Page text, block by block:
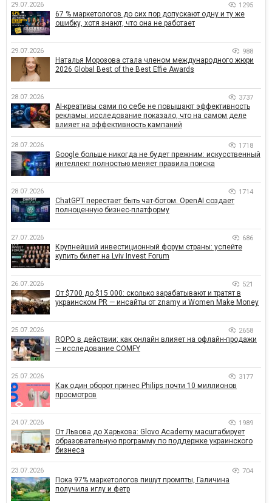
29.07.2026 1295
67 % маркетологов до сих пор допускают одну и ту же
ошибку, хотя знают, что она не работает
29.07.2026 988
Наталья Морозова стала членом международного жюри
2026 Global Best of the Best Effie Awards
28.07.2026 3737
AI-креативы сами по себе не повышают эффективность
рекламы: исследование показало, что на самом деле
влияет на эффективность кампаний
28.07.2026 1718
Google больше никогда не будет прежним: искусственный
интеллект полностью меняет правила поиска
28.07.2026 1714
ChatGPT перестает быть чат-ботом. OpenAI создает
полноценную бизнес-платформу
27.07.2026 686
Крупнейший инвестиционный форум страны: успейте
купить билет на Lviv Invest Forum
26.07.2026 521
От $700 до $15 000: сколько зарабатывают и тратят в
украинском PR — инсайты от znamy и Women Make Money
25.07.2026 2658
ROPO в действии: как онлайн влияет на офлайн-продажи
— исследование COMFY
25.07.2026 3177
Как один оборот принес Philips почти 10 миллионов
просмотров
24.07.2026 1989
От Львова до Харькова: Glovo Academy масштабирует
образовательную программу по поддержке украинского
бизнеса
23.07.2026 704
Пока 97% маркетологов пишут промпты, Галичина
получила иглу и фетр